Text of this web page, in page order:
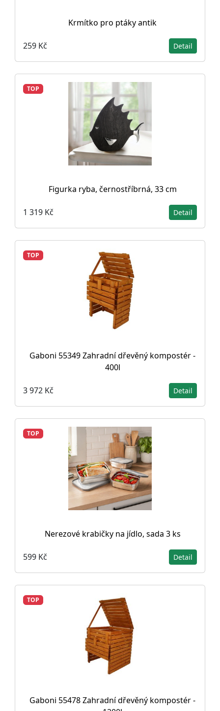
Krmítko pro ptáky antik
259 Kč Detail
TOP
Figurka ryba, černostříbrná, 33 cm
1 319 Kč Detail
TOP
Gaboni 55349 Zahradní dřevěný kompostér -
400l
3 972 Kč Detail
TOP
Nerezové krabičky na jídlo, sada 3 ks
599 Kč Detail
TOP
Gaboni 55478 Zahradní dřevěný kompostér -